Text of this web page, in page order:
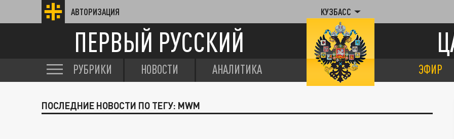
АВТОРИЗАЦИЯ КУЗБАСС
ПЕРВЫЙ РУССКИЙ
РУБРИКИ НОВОСТИ АНАЛИТИКА ЭФИР
ПОСЛЕДНИЕ НОВОСТИ ПО ТЕГУ: MWM